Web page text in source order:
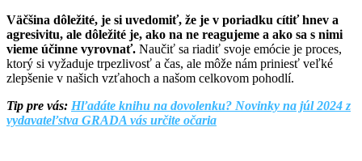
Väčšina dôležité, je si uvedomiť, že je v poriadku cítiť hnev a
agresivitu, ale dôležité je, ako na ne reagujeme a ako sa s nimi
vieme účinne vyrovnať. Naučiť sa riadiť svoje emócie je proces,
ktorý si vyžaduje trpezlivosť a čas, ale môže nám priniesť veľké
zlepšenie v našich vzťahoch a našom celkovom pohodlí.
Tip pre vás: Hľadáte knihu na dovolenku? Novinky na júl 2024 z
vydavateľstva GRADA vás určite očaria